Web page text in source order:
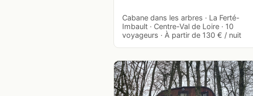
Cabane dans les arbres · La Ferté-
Imbault · Centre-Val de Loire · 10
voyageurs · À partir de 130 € / nuit